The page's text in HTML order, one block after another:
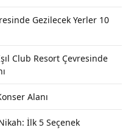
Gezilecek Yerler 10
Club Resort Çevresinde
Alanı
İlk 5 Seçenek